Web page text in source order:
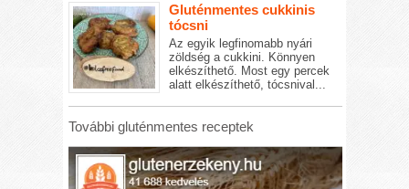
Gluténmentes cukkinis
tócsni
Az egyik legfinomabb nyári
zöldség a cukkini. Könnyen
elkészíthető. Most egy percek
alatt elkészíthető, tócsnival...
További gluténmentes receptek